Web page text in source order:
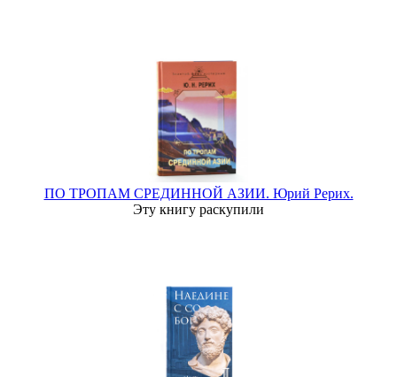
ПО ТРОПАМ СРЕДИННОЙ АЗИИ. Юрий Рерих.
Эту книгу раскупили